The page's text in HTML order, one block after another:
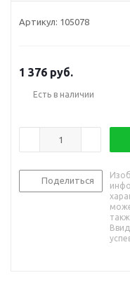
Артикул: 105078
1 376 руб.
Есть в наличии
Поделиться